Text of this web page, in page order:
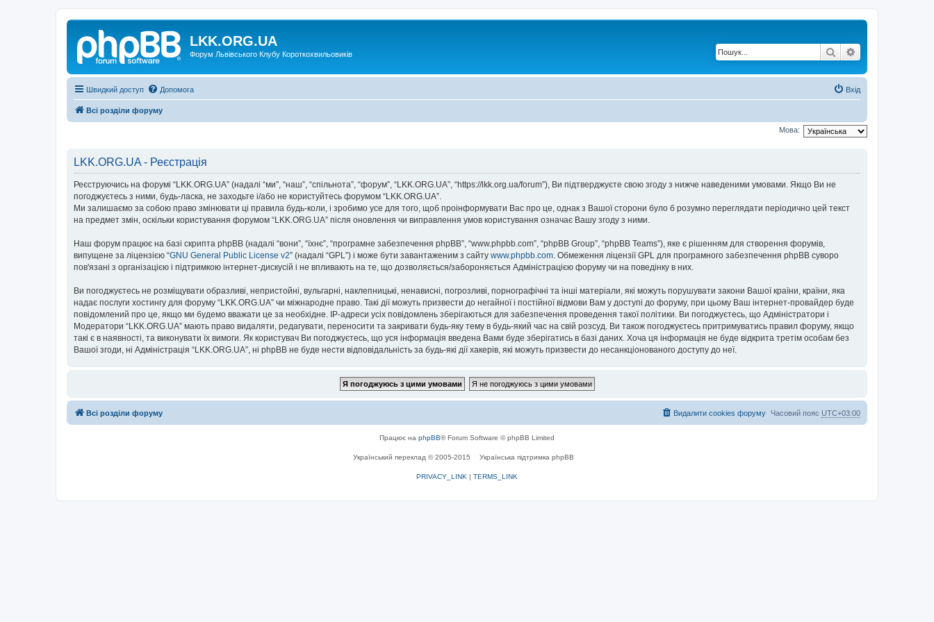
LKK.ORG.UA
Форум Львівського Клубу Короткохвильовиків Пошук
Швидкий доступ Допомога Вхід
Всі розділи форуму
Мова:
LKK.ORG.UA - Реєстрація
Реєструючись на форумі “LKK.ORG.UA” (надалі “ми”, “наш”, “спільнота”, “форум”, “LKK.ORG.UA”, “https://lkk.org.ua/forum”), Ви підтверджуєте свою згоду з нижче наведеними умовами. Якщо Ви не
погоджуєтесь з ними, будь-ласка, не заходьте і/або не користуйтесь форумом “LKK.ORG.UA”.
Ми залишаємо за собою право змінювати ці правила будь-коли, і зробимо усе для того, щоб проінформувати Вас про це, однак з Вашої сторони було б розумно переглядати періодично цей текст
на предмет змін, оскільки користування форумом “LKK.ORG.UA” після оновлення чи виправлення умов користування означає Вашу згоду з ними.
Наш форум працює на базі скрипта phpBB (надалі “вони”, “їхнє”, “програмне забезпечення phpBB”, “www.phpbb.com”, “phpBB Group”, “phpBB Teams”), яке є рішенням для створення форумів,
випущене за ліцензією “GNU General Public License v2” (надалі “GPL”) і може бути завантаженим з сайту www.phpbb.com. Обмеження ліцензії GPL для програмного забезпечення phpBB суворо
пов'язані з організацією і підтримкою інтернет-дискусій і не впливають на те, що дозволяється/забороняється Адміністрацією форуму чи на поведінку в них.
Ви погоджуєтесь не розміщувати образливі, непристойні, вульгарні, наклепницькі, ненависні, погрозливі, порнографічні та інші матеріали, які можуть порушувати закони Вашої країни, країни, яка
надає послуги хостингу для форуму “LKK.ORG.UA” чи міжнародне право. Такі дії можуть призвести до негайної і постійної відмови Вам у доступі до форуму, при цьому Ваш інтернет-провайдер буде
повідомлений про це, якщо ми будемо вважати це за необхідне. IP-адреси усіх повідомлень зберігаються для забезпечення проведення такої політики. Ви погоджуєтесь, що Адміністратори і
Модератори “LKK.ORG.UA” мають право видаляти, редагувати, переносити та закривати будь-яку тему в будь-який час на свій розсуд. Ви також погоджуєтесь притримуватись правил форуму, якщо
такі є в наявності, та виконувати їх вимоги. Як користувач Ви погоджуєтесь, що уся інформація введена Вами буде зберігатись в базі даних. Хоча ця інформація не буде відкрита третім особам без
Вашої згоди, ні Адміністрація “LKK.ORG.UA”, ні phpBB не буде нести відповідальність за будь-які дії хакерів, які можуть призвести до несанкціонованого доступу до неї.
Всі розділи форуму Часовий пояс UTC+03:00
Видалити cookies форуму
Працює на phpBB® Forum Software © phpBB Limited
Український переклад © 2005-2015 Українська підтримка phpBB
PRIVACY_LINK | TERMS_LINK